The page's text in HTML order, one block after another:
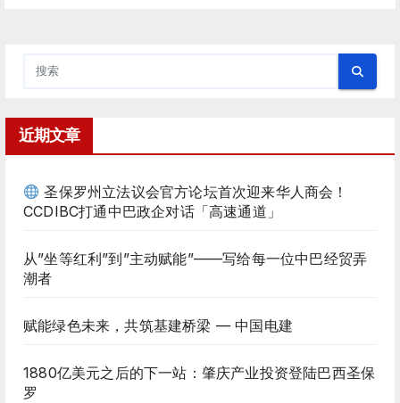
近期文章
圣保罗州立法议会官方论坛首次迎来华人商会！
CCDIBC打通中巴政企对话「高速通道」
从”坐等红利”到”主动赋能”——写给每一位中巴经贸弄
潮者
赋能绿色未来，共筑基建桥梁 — 中国电建
1880亿美元之后的下一站：肇庆产业投资登陆巴西圣保
罗